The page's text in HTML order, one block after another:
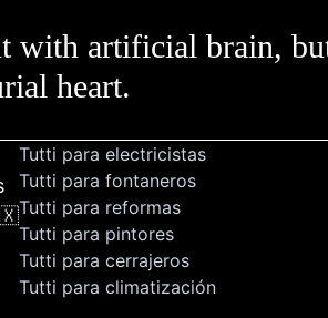
with artificial brain,
heart.
Tutti para electricistas
Tutti para fontaneros
Tutti para reformas
Tutti para pintores
Tutti para cerrajeros
Tutti para climatización